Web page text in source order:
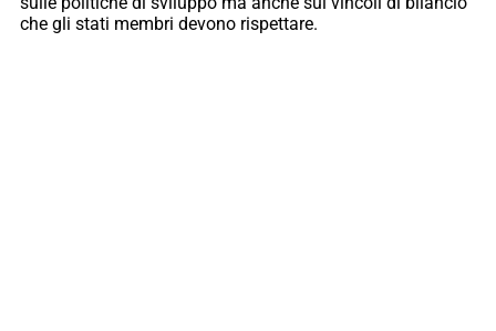
che gli stati membri devono rispettare.